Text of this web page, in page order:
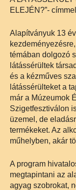
ELEJÉN?”-
Alapítványuk 13
témában dolgozó
látássérültek
és a kézműves
látássérülteket a
már a Múzeumok
Szigetfesztiválon
üzemel, de
termékeket. Az
műhelyben, akár
A program
megtapintani az
agyag szobrokat,